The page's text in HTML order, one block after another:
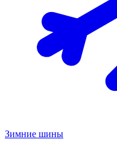
Зимние шины